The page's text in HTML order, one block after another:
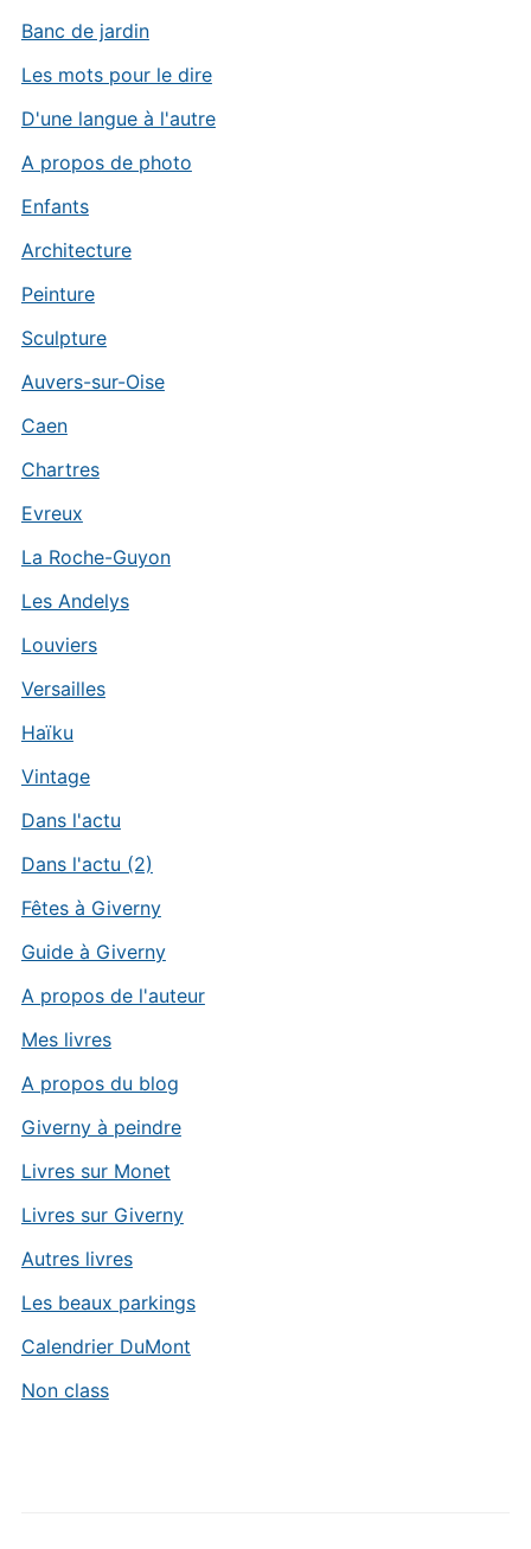
Banc de jardin
Les mots pour le dire
D'une langue à l'autre
A propos de photo
Enfants
Architecture
Peinture
Sculpture
Auvers-sur-Oise
Caen
Chartres
Evreux
La Roche-Guyon
Les Andelys
Louviers
Versailles
Haïku
Vintage
Dans l'actu
Dans l'actu (2)
Fêtes à Giverny
Guide à Giverny
A propos de l'auteur
Mes livres
A propos du blog
Giverny à peindre
Livres sur Monet
Livres sur Giverny
Autres livres
Les beaux parkings
Calendrier DuMont
Non class